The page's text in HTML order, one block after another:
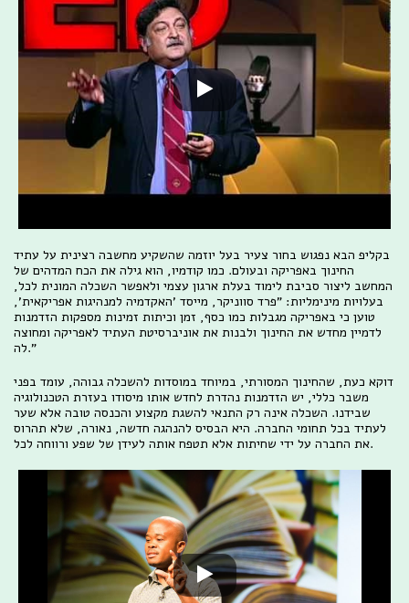
בקליפ הבא נפגוש בחור צעיר בעל יוזמה שהשקיע מחשבה רצינית על עתיד
החינוך באפריקה ובעולם. כמו קודמיו, הוא גילה את הכח המדהים של
המחשב ליצור סביבת לימוד בעלת ארגון עצמי ולאפשר השכלה המונית לכל,
בעלויות מינימליות: "פרד סווניקר, מייסד 'האקדמיה למנהיגות אפריקאית',
טוען כי באפריקה מגבלות כמו כסף, זמן וכיתות זמינות מספקות הזדמנות
לדמיין מחדש את החינוך ולבנות את אוניברסיטת העתיד לאפריקה ומחוצה
לה."
דוקא כעת, שהחינוך המסורתי, במיוחד במוסדות להשכלה גבוהה, עומד בפני
משבר כללי, יש הזדמנות נהדרת לחדש אותו מיסודו בעזרת הטכנולוגיה
שבידנו. השכלה אינה רק התנאי להשגת מקצוע והכנסה טובה אלא שער
לעתיד בכל תחומי החברה. היא הבסיס להנהגה חדשה, נאורה, שלא תהרוס
את החברה על ידי שחיתות אלא תטפח אותה לעידן של שפע ורווחה לכל.